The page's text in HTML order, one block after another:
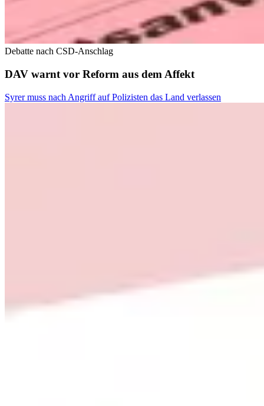
Debatte nach CSD-Anschlag
DAV warnt vor Reform aus dem Affekt
Syrer muss nach Angriff auf Polizisten das Land verlassen